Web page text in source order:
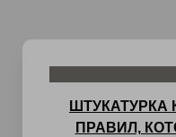
ШТУКАТУРКА
ПРАВИЛ,